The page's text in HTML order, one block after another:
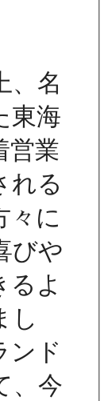
、名
東海
営業
れる
々に
びや
るよ
し
ンド
、今